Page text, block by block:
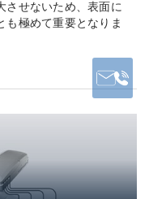
させないため、表面に
も極めて重要となりま